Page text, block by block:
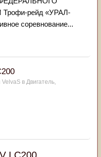
рейд «УРАЛ-
соревнование...
VelvaS в Двигатель,